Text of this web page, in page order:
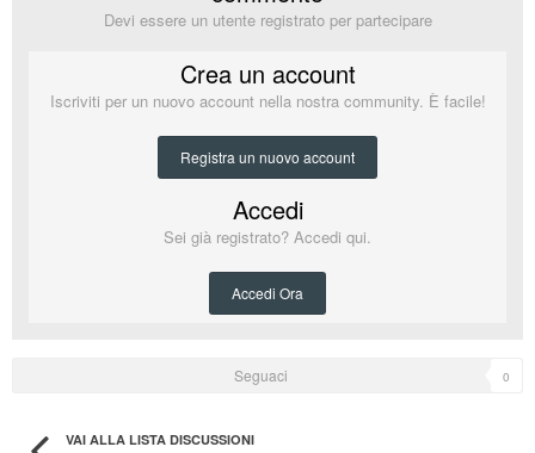
Devi essere un utente registrato per partecipare
Crea un account
Iscriviti per un nuovo account nella nostra community. È facile!
Registra un nuovo account
Accedi
Sei già registrato? Accedi qui.
Accedi Ora
Seguaci 0
VAI ALLA LISTA DISCUSSIONI